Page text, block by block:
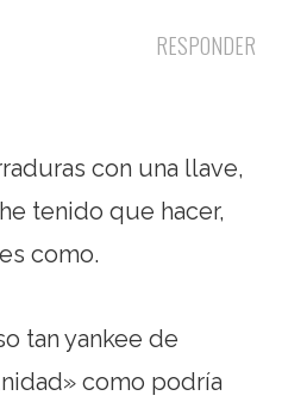
RESPONDER
con una llave,
tenido que hacer,
como.
tan yankee de
como podría